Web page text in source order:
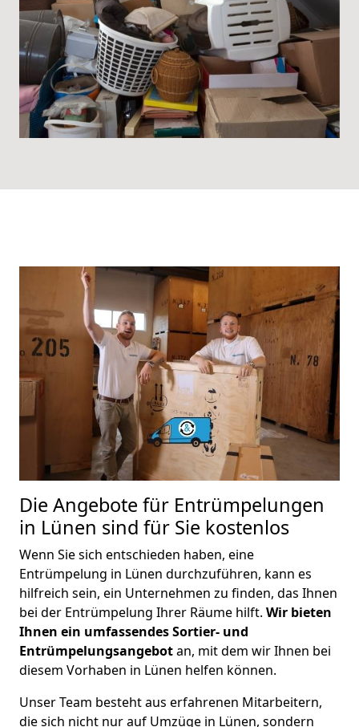
Die Angebote für Entrümpelungen
in Lünen sind für Sie kostenlos
Wenn Sie sich entschieden haben, eine
Entrümpelung in Lünen durchzuführen, kann es
hilfreich sein, ein Unternehmen zu finden, das Ihnen
bei der Entrümpelung Ihrer Räume hilft. Wir bieten
Ihnen ein umfassendes Sortier- und
Entrümpelungsangebotan, mit dem wir Ihnen bei
diesem Vorhaben in Lünen helfen können.
Unser Team besteht aus erfahrenen Mitarbeitern,
die sich nicht nur auf Umzüge in Lünen, sondern